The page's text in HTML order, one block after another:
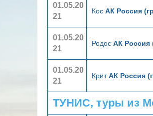
01.05.20
21
Кос АК Россия
01.05.20
21
Родос АК Россия
01.05.20
21
КритАК Россия
ТУНИС, туры из